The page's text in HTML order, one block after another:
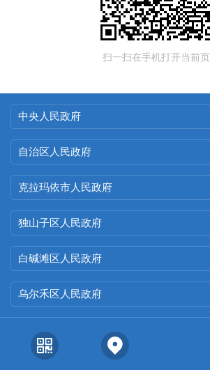
扫一扫在手机打开当前页
中央人民政府
自治区人民政府
克拉玛依市人民政府
独山子区人民政府
白碱滩区人民政府
乌尔禾区人民政府